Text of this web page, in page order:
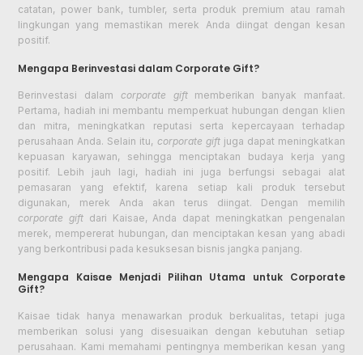
catatan, power bank, tumbler, serta produk premium atau ramah
lingkungan yang memastikan merek Anda diingat dengan kesan
positif.
Mengapa Berinvestasi dalam Corporate Gift?
Berinvestasi dalam corporate giftmemberikan banyak manfaat.
Pertama, hadiah ini membantu memperkuat hubungan dengan klien
dan mitra, meningkatkan reputasi serta kepercayaan terhadap
perusahaan Anda. Selain itu, corporate giftjuga dapat meningkatkan
kepuasan karyawan, sehingga menciptakan budaya kerja yang
positif. Lebih jauh lagi, hadiah ini juga berfungsi sebagai alat
pemasaran yang efektif, karena setiap kali produk tersebut
digunakan, merek Anda akan terus diingat. Dengan memilih
corporate gift dari Kaisae, Anda dapat meningkatkan pengenalan
merek, mempererat hubungan, dan menciptakan kesan yang abadi
yang berkontribusi pada kesuksesan bisnis jangka panjang.
Mengapa Kaisae Menjadi Pilihan Utama untuk Corporate
Gift?
Kaisae tidak hanya menawarkan produk berkualitas, tetapi juga
memberikan solusi yang disesuaikan dengan kebutuhan setiap
perusahaan. Kami memahami pentingnya memberikan kesan yang